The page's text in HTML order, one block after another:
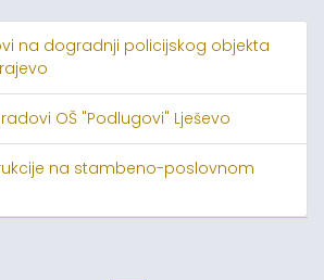
na dogradnji policijskog objekta
OŠ "Podlugovi" Lješevo
na stambeno-poslovnom